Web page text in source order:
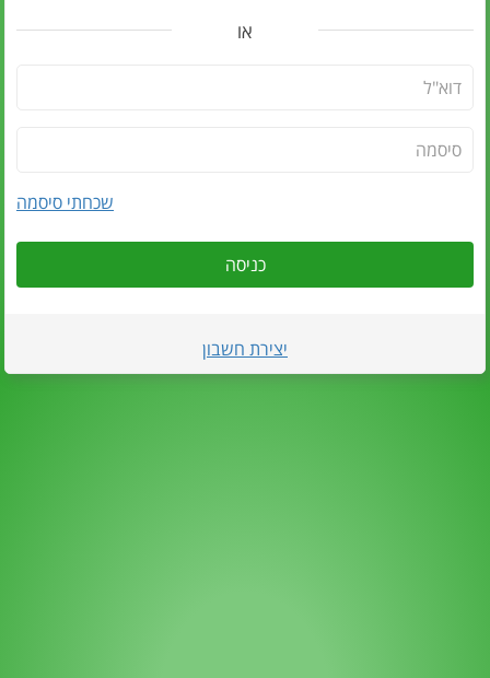
או
שכחתי סיסמה
כניסה
יצירת חשבון